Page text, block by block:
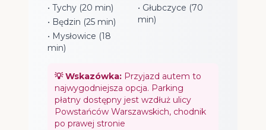
• Tychy (20 min)
• Będzin (25 min)
• Mysłowice (18
min)
• Głubczyce (70
min)
💡 Wskazówka: Przyjazd autem to
najwygodniejsza opcja. Parking
płatny dostępny jest wzdłuż ulicy
Powstańców Warszawskich, chodnik
po prawej stronie